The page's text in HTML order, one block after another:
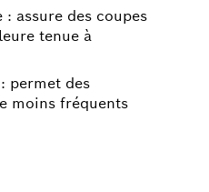
assure des coupes
tenue à
permet des
moins fréquents